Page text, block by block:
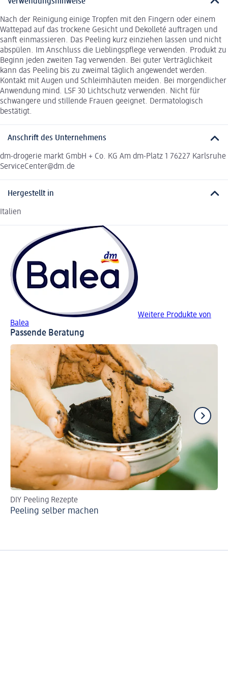
Nach der Reinigung einige Tropfen mit den Fingern oder einem
Wattepad auf das trockene Gesicht und Dekolleté auftragen und
sanft einmassieren. Das Peeling kurz einziehen lassen und nicht
abspülen. Im Anschluss die Lieblingspflege verwenden. Produkt zu
Beginn jeden zweiten Tag verwenden. Bei guter Verträglichkeit
kann das Peeling bis zu zweimal täglich angewendet werden.
Kontakt mit Augen und Schleimhäuten meiden. Bei morgendlicher
Anwendung mind. LSF 30 Lichtschutz verwenden. Nicht für
schwangere und stillende Frauen geeignet. Dermatologisch
bestätigt.
Anschrift des Unternehmens
dm-drogerie markt GmbH + Co. KG Am dm-Platz 1 76227 Karlsruhe
ServiceCenter@dm.de
Hergestellt in
Italien
Weitere Produkte von
Balea
Passende Beratung
DIY Peeling Rezepte
Peeling selber machen